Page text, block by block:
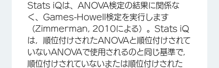
Stats iQは、ANOVA検定の結果に関係な
く、Games-Howell検定を実行します
（Zimmerman, 2010による）。Stats iQ
は，順位付けされたANOVAと順位付けされて
いないANOVAで使用されるのと同じ基準で，
順位付けされていないまたは順位付けされた